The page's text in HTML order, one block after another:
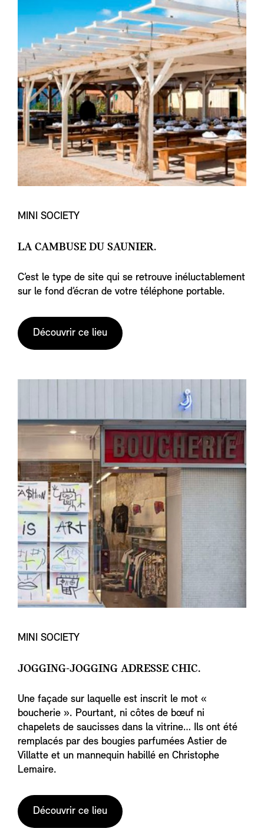
MINI SOCIETY
LA CAMBUSE DU SAUNIER.
C’est le type de site qui se retrouve inéluctablement
sur le fond d’écran de votre téléphone portable.
Découvrir ce lieu
MINI SOCIETY
JOGGING-JOGGING ADRESSE CHIC.
Une façade sur laquelle est inscrit le mot «
boucherie ». Pourtant, ni côtes de bœuf ni
chapelets de saucisses dans la vitrine… Ils ont été
remplacés par des bougies parfumées Astier de
Villatte et un mannequin habillé en Christophe
Lemaire.
Découvrir ce lieu